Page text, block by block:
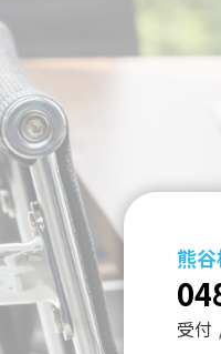
熊
受付